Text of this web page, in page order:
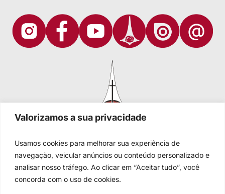
Valorizamos a sua privacidade
Usamos cookies para melhorar sua experiência de
navegação, veicular anúncios ou conteúdo personalizado e
analisar nosso tráfego. Ao clicar em “Aceitar tudo”, você
concorda com o uso de cookies.
Igreja Evangélica de Confissão Luterana no Brasil
Sede nacional: Rua Senhor dos Passos, 202/4º andar Centro -